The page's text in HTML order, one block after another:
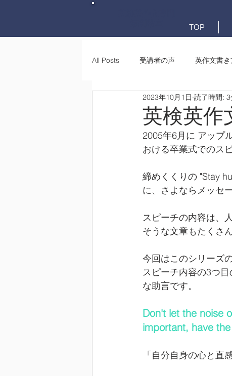
TOP
All Posts 受講者の声 英作文書き
英作文書き方(文法) 要約・e-メ
英検英作
2023年10月1日 読了時間: 3
2005年6月に アップ
おける卒業式でのス
締めくくりの "Stay
に、さよならメッセ
スピーチの内容は、
そうな文章もたくさ
今回はこのシリーズ
スピーチ内容の3つ
な助言です。
Don't let the noise
important, have
「自分自身の心と直